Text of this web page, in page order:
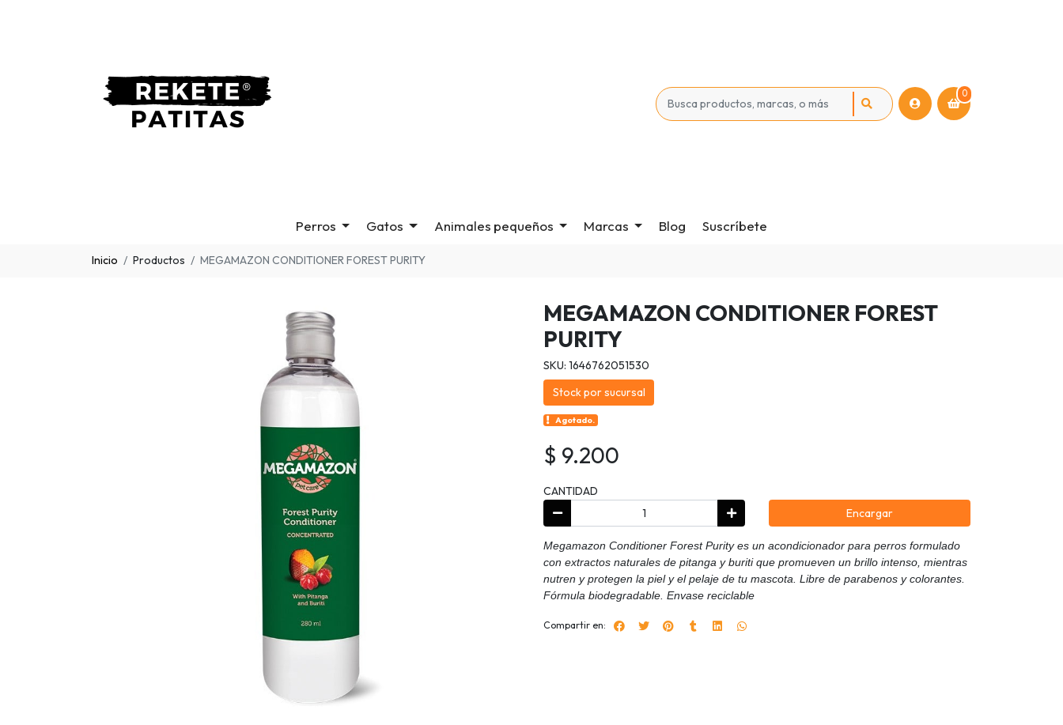
0
Perros Gatos Animales pequeños Marcas Blog Suscríbete
Inicio Productos MEGAMAZON CONDITIONER FOREST PURITY
MEGAMAZON CONDITIONER FOREST
PURITY
SKU: 1646762051530
Stock por sucursal
Agotado.
$ 9.200
CANTIDAD
Encargar
Megamazon Conditioner Forest Purity es un acondicionador para perros formulado
con extractos naturales de pitanga y buriti que promueven un brillo intenso, mientras
nutren y protegen la piel y el pelaje de tu mascota. Libre de parabenos y colorantes.
Fórmula biodegradable. Envase reciclable
Compartir en: